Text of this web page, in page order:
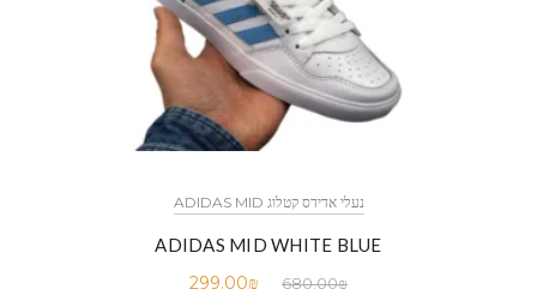
נעלי אדידס קטלוג ADIDAS MID
ADIDAS MID WHITE BLUE
680.00₪
299.00₪